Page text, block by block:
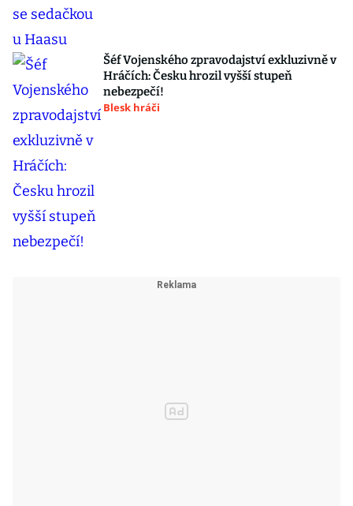
Šéf Vojenského zpravodajství exkluzivně v
Hráčích: Česku hrozil vyšší stupeň
nebezpečí!
Blesk hráči